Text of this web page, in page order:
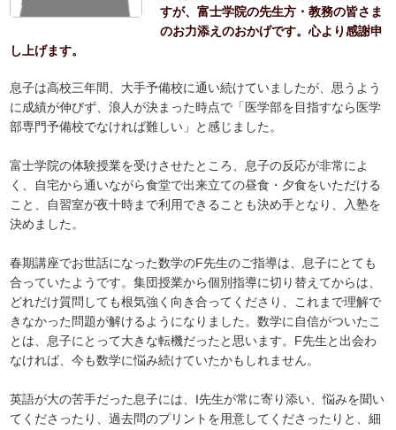
すが、富士学院の先生方・教務の皆さま
のお力添えのおかげです。心より感謝申
し上げます。
息子は高校三年間、大手予備校に通い続けていましたが、思うよう
に成績が伸びず、浪人が決まった時点で「医学部を目指すなら医学
部専門予備校でなければ難しい」と感じました。
富士学院の体験授業を受けさせたところ、息子の反応が非常によ
く、自宅から通いながら食堂で出来立ての昼食・夕食をいただける
こと、自習室が夜十時まで利用できることも決め手となり、入塾を
決めました。
春期講座でお世話になった数学のF先生のご指導は、息子にとても
合っていたようです。集団授業から個別指導に切り替えてからは、
どれだけ質問しても根気強く向き合ってくださり、これまで理解で
きなかった問題が解けるようになりました。数学に自信がついたこ
とは、息子にとって大きな転機だったと思います。F先生と出会わ
なければ、今も数学に悩み続けていたかもしれません。
英語が大の苦手だった息子には、I先生が常に寄り添い、悩みを聞い
てくださったり、過去問のプリントを用意してくださったりと、細